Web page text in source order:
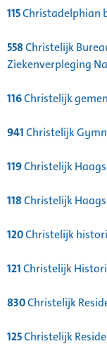
115Christadelphian
558Christelijk
Ziekenverpleging
116Christelijk
941Christelijk
119Christelijk
118Christelijk
120Christelijk
121Christelijk
830Christelijk
125Christelijk